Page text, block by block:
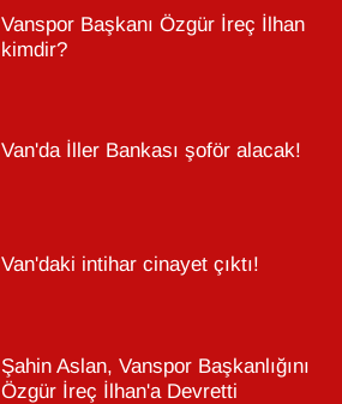
Vanspor Başkanı Özgür İreç İlhan
kimdir?
Van'da İller Bankası şoför alacak!
Van'daki intihar cinayet çıktı!
Şahin Aslan, Vanspor Başkanlığını
Özgür İreç İlhan'a Devretti